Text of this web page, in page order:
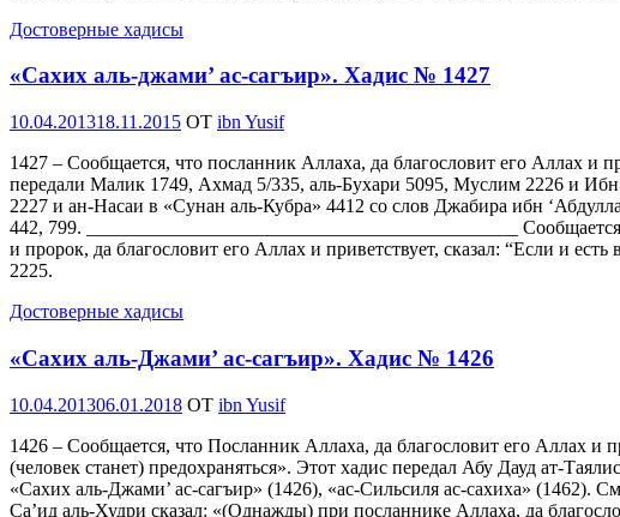
Достоверные хадисы
«Сахих аль-джами’ ас-сагъир». Хадис № 1427
Опубликовано
10.04.201318.11.2015 OT ibn Yusif
1427 – Сообщается, что посланник Аллаха, да благословит его Аллах
передали Малик 1749, Ахмад 5/335, аль-Бухари 5095, Муслим 2226 и
2227 и ан-Насаи в «Сунан аль-Кубра» 4412 со слов Джабира ибн
442, 799. _____________________________________________
и пророк, да благословит его Аллах и приветствует, сказал: “Если и
2225.
Достоверные хадисы
«Сахих аль-Джами’ ас-сагъир». Хадис № 1426
Опубликовано
10.04.201306.01.2018 OT ibn Yusif
1426 – Сообщается, что Посланник Аллаха, да благословит его Аллах и
(человек станет) предохраняться». Этот хадис передал Абу Дауд ат-
«Сахих аль-Джами’ ас-сагъир» (1426), «ас-Сильсиля ас-сахиха» (1462).
Са’ид аль-Худри сказал: «(Однажды) при посланнике Аллаха, да